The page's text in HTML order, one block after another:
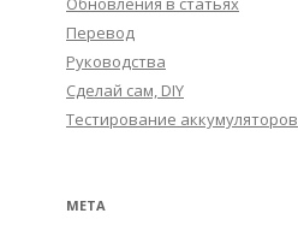
Перевод
Руководства
Сделай сам, DIY
Тестирование аккумуляторов
МЕТА